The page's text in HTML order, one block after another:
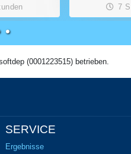
7
(0001223515) betrieben.
SERVICE
Ergebnisse